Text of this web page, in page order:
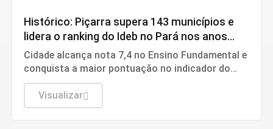
Histórico: Piçarra supera 143 municípios e
lidera o ranking do Ideb no Pará nos anos
iniciais
Cidade alcança nota 7,4 no Ensino Fundamental e
conquista a maior pontuação no indicador do
Inep
Visualizar